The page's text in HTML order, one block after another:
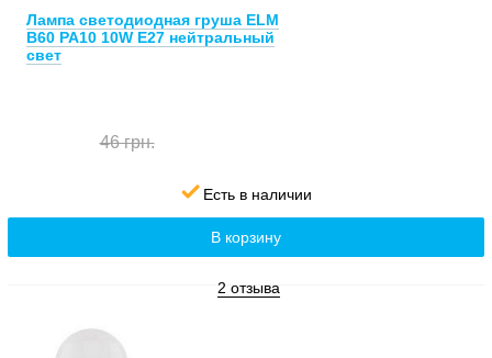
2 отзыва
Лампа светодиодная груша ELM
B60 PA10 10W E27 нейтральный
свет
46 грн.
Есть в наличии
В корзину